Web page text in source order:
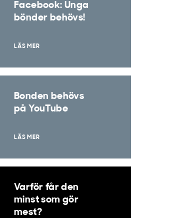
Facebook: Unga
bönder behövs!
LÄS MER
Bonden behövs
på YouTube
LÄS MER
Varför får den
minst som gör
mest?